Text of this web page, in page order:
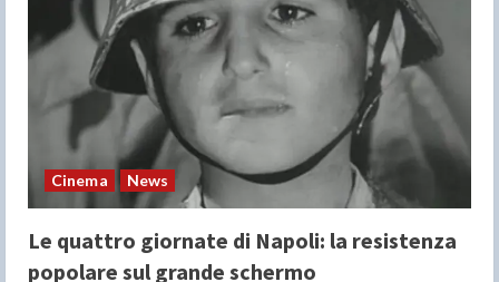
Cinema News
Le quattro giornate di Napoli: la resistenza
popolare sul grande schermo